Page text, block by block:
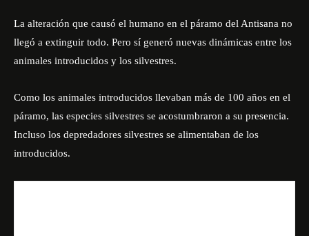
La alteración que causó el humano en el páramo del Antisana no
llegó a extinguir todo. Pero sí generó nuevas dinámicas entre los
animales introducidos y los silvestres.
Como los animales introducidos llevaban más de 100 años en el
páramo, las especies silvestres se acostumbraron a su presencia.
Incluso los depredadores silvestres se alimentaban de los
introducidos.